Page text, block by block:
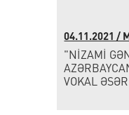
04.11.2021 /
"NİZAMİ
VOKAL